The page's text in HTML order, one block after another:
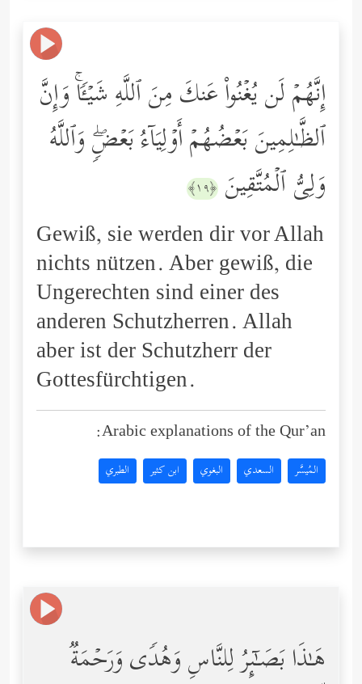
إِنَّهُمۡ لَن یُغۡنُواْ عَنكَ مِنَ ٱللَّهِ شَیۡـࣰٔاۚ وَإِنَّ
ٱلظَّـٰلِمِینَ بَعۡضُهُمۡ أَوۡلِیَاۤءُ بَعۡضࣲۖ وَٱللَّهُ
وَلِیُّ ٱلۡمُتَّقِینَ ﴿١٩﴾
Gewiß, sie werden dir vor Allah
nichts nützen. Aber gewiß, die
Ungerechten sind einer des
anderen Schutzherren. Allah
aber ist der Schutzherr der
Gottesfürchtigen.
Arabic explanations of the Qur’an:
المُيسَّر السعدي البغوي ابن كثير الطبري
هَـٰذَا بَصَـٰۤىِٕرُ لِلنَّاسِ وَهُدࣰى وَرَحۡمَةࣱ